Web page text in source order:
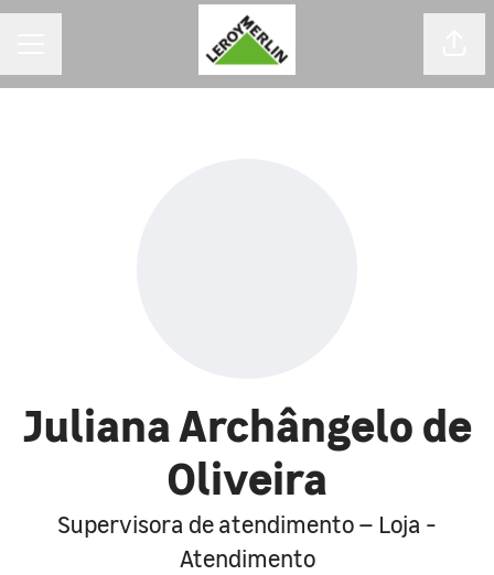
Juliana Archângelo de
Oliveira
Supervisora de atendimento – Loja -
Atendimento